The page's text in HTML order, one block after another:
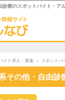
診療のスポットバイト・ア
イト求人・募集 ＞ スポットバ
その他・自由診